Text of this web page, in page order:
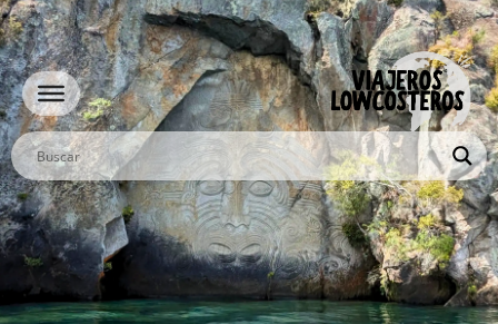
Ir
al
contenido